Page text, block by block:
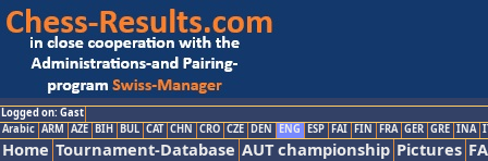
Logged on: Gast
Arabic ARM AZE BIH BUL CAT CHN CRO CZE DEN ENG ESP FAI FIN FRA GER GRE INA
Home Tournament-Database AUT championship Pictures